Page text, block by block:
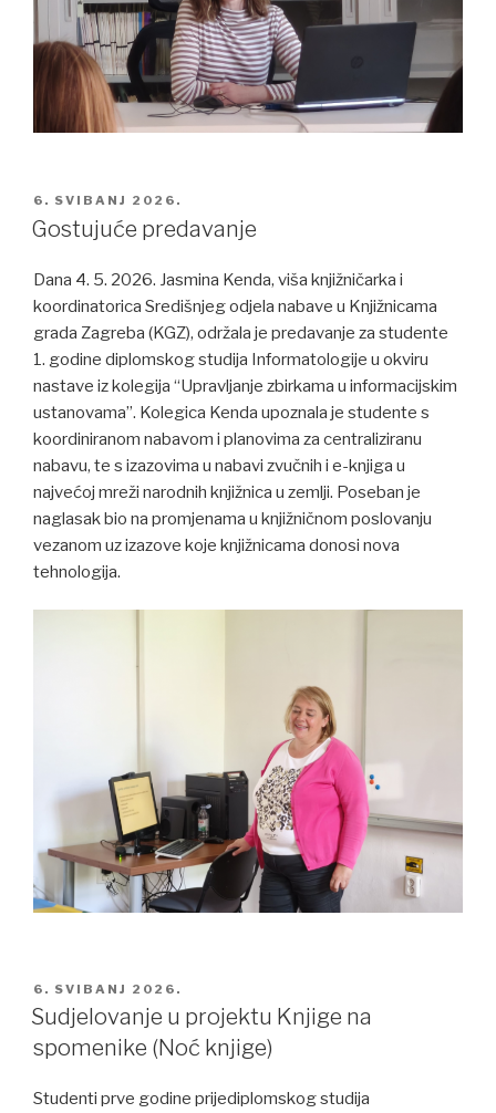
POSTED
ON
6. SVIBANJ 2026.
Gostujuće predavanje
Dana 4. 5. 2026. Jasmina Kenda, viša knjižničarka i
koordinatorica Središnjeg odjela nabave u Knjižnicama
grada Zagreba (KGZ), održala je predavanje za studente
1. godine diplomskog studija Informatologije u okviru
nastave iz kolegija “Upravljanje zbirkama u informacijskim
ustanovama”. Kolegica Kenda upoznala je studente s
koordiniranom nabavom i planovima za centraliziranu
nabavu, te s izazovima u nabavi zvučnih i e-knjiga u
najvećoj mreži narodnih knjižnica u zemlji. Poseban je
naglasak bio na promjenama u knjižničnom poslovanju
vezanom uz izazove koje knjižnicama donosi nova
tehnologija.
POSTED
ON
6. SVIBANJ 2026.
Sudjelovanje u projektu Knjige na
spomenike (Noć knjige)
Studenti prve godine prijediplomskog studija